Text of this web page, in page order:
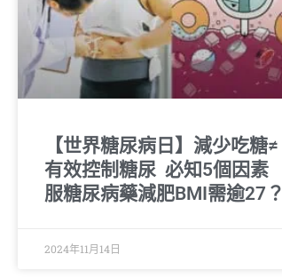
【世界糖尿病日】減少吃糖≠
有效控制糖尿 必知5個因素
服糖尿病藥減肥BMI需逾27？
2024年11月14日